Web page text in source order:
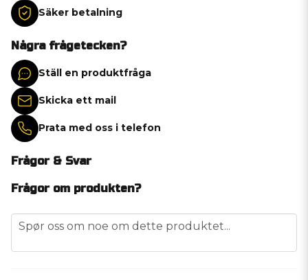
Säker betalning
Några frågetecken?
Ställ en produktfråga
Skicka ett mail
Prata med oss i telefon
Frågor & Svar
Frågor om produkten?
question
Spør oss om noe om dette produktet...